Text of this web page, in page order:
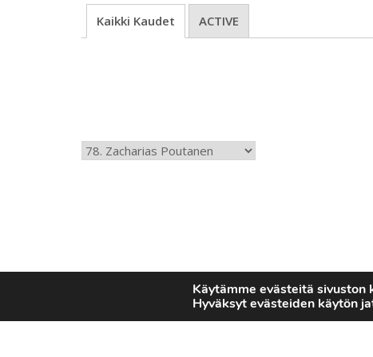
Kaikki Kaudet ACTIVE
Käytämme evästeitä
Hyväksyt evästeiden käytön